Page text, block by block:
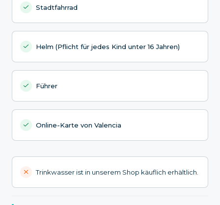
Stadtfahrrad
Helm (Pflicht für jedes Kind unter 16 Jahren)
Führer
Online-Karte von Valencia
Trinkwasser ist in unserem Shop käuflich erhältlich.